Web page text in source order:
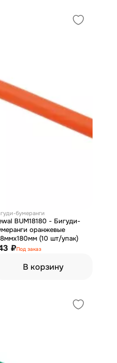
бумеранги
BUM18180 - Бигуди-
оранжевые
(10 шт/упак)
₽Под заказ
В корзину